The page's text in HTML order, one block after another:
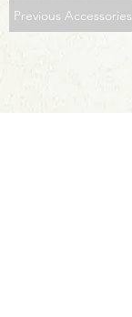
Previous Accessories